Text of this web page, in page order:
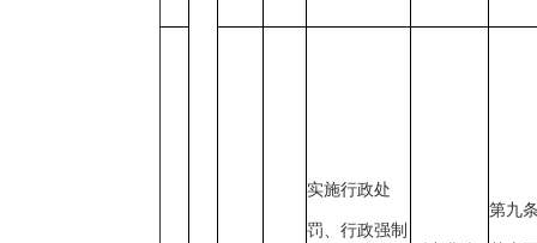
实施行政处
罚、行政强制
第九